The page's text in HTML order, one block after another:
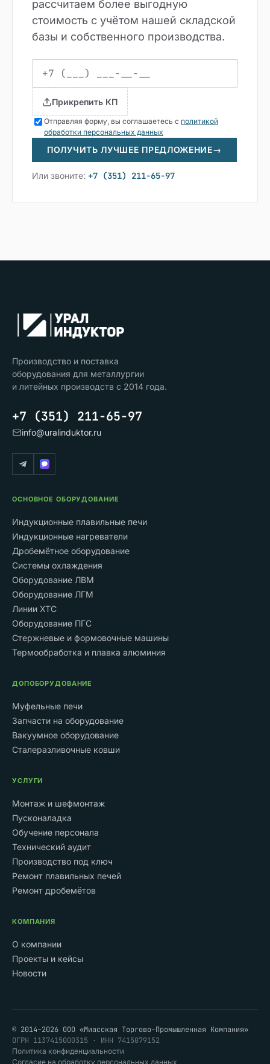
рассчитаем более выгодную
стоимость с учётом нашей складской
базы и собственного производства.
Прикрепить КП
Отправляя форму, вы соглашаетесь с политикой
обработки персональных данных
ПОЛУЧИТЬ ЛУЧШЕЕ ПРЕДЛОЖЕНИЕ→
Или звоните: +7 (351) 211-65-97
Производство и поставка
оборудования для металлургии
и литейных производств с 2014 года.
+7 (351) 211-65-97
info@uralinduktor.ru
ОСНОВНОЕ ОБОРУДОВАНИЕ
Индукционные плавильные печи
Индукционные нагреватели
Дробемётное оборудование
Системы охлаждения
Оборудование ЛВМ
Оборудование ЛГМ
Линии ХТС
Оборудование ПГС
Стержневые и формовочные машины
Термообработка и плавка алюминия
ДОПОБОРУДОВАНИЕ
Муфельные печи
Запчасти на оборудование
Вакуумное оборудование
Сталеразливочные ковши
УСЛУГИ
Монтаж и шефмонтаж
Пусконаладка
Обучение персонала
Технический аудит
Производство под ключ
Ремонт плавильных печей
Ремонт дробемётов
КОМПАНИЯ
О компании
Проекты и кейсы
Новости
© 2014–2026 ООО «Миасская Торгово-Промышленная Компания»
ОГРН 1137415000315 · ИНН 7415079152
Политика конфиденциальности
Согласие на обработку персональных данных